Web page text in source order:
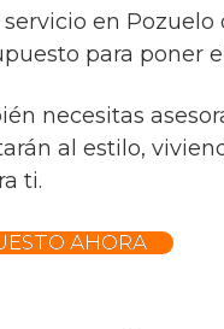
en
para poner
necesitas
al estilo,
ti.
AHORA